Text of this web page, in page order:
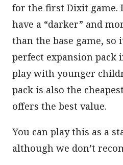
for the first Dixit game.
have a “darker” and
than the base game,
perfect expansion pack
play with younger
pack is also the
offers the best value.
You can play this as a
although we don’t